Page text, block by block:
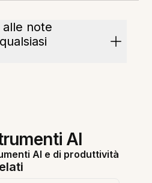
alle note
AI
AI e di produttività